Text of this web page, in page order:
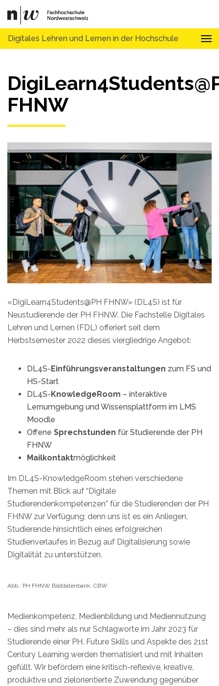
Digitales Lehren und Lernen in der Hochschule
FHNW
«DigiLearn4Students@PH FHNW» (DL4S) ist für
Neustudierende der PH FHNW. Die Fachstelle Digitales
Lehren und Lernen (FDL) offeriert seit dem
Herbstsemester 2022 dieses viergliedrige Angebot:
DL4S-Einführungsveranstaltungen zum FS und
HS-Start
DL4S-KnowledgeRoom – interaktive
Lernumgebung und Wissensplattform im LMS
Moodle
Offene Sprechstunden für Studierende der PH
FHNW
Mailkontaktmöglichkeit
Im DL4S-KnowledgeRoom stehen verschiedene
Themen mit Blick auf “Digitale
Studierendenkompetenzen” für die Studierenden der PH
FHNW zur Verfügung; denn uns ist es ein Anliegen,
Studierende hinsichtlich eines erfolgreichen
Studienverlaufes in Bezug auf Digitalisierung sowie
Digitalität zu unterstützen.
Abb.: PH FHNW Bilddatenbank, CBW
Medienkompetenz, Medienbildung und Mediennutzung
– dies sind mehr als nur Schlagworte im Jahr 2023 für
Studierende einer PH. Future Skills und Aspekte des 21st
Century Learning werden thematisiert und mit Inhalten
gefüllt. Wir befördern eine kritisch-reflexive, kreative,
produktive und zielorientierte Zuwendung gegenüber